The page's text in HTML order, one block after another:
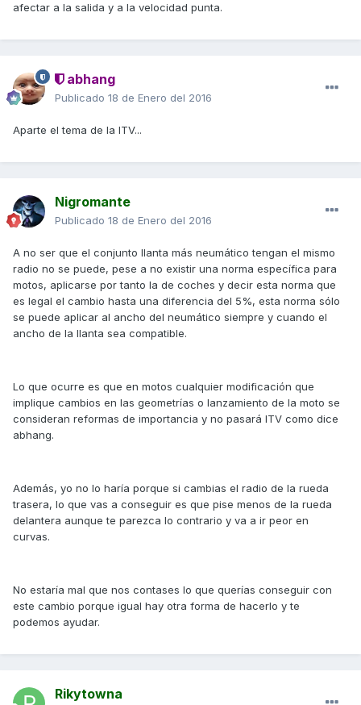
afectar a la salida y a la velocidad punta.
abhang
Publicado 18 de Enero del 2016
Aparte el tema de la ITV...
Nigromante
Publicado 18 de Enero del 2016
A no ser que el conjunto llanta más neumático tengan el mismo
radio no se puede, pese a no existir una norma específica para
motos, aplicarse por tanto la de coches y decir esta norma que
es legal el cambio hasta una diferencia del 5%, esta norma sólo
se puede aplicar al ancho del neumático siempre y cuando el
ancho de la llanta sea compatible.
Lo que ocurre es que en motos cualquier modificación que
implique cambios en las geometrías o lanzamiento de la moto se
consideran reformas de importancia y no pasará ITV como dice
abhang.
Además, yo no lo haría porque si cambias el radio de la rueda
trasera, lo que vas a conseguir es que pise menos de la rueda
delantera aunque te parezca lo contrario y va a ir peor en
curvas.
No estaría mal que nos contases lo que querías conseguir con
este cambio porque igual hay otra forma de hacerlo y te
podemos ayudar.
Rikytowna